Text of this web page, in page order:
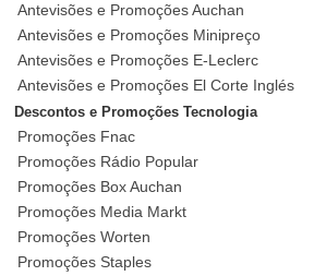
Antevisões e Promoções Auchan
Antevisões e Promoções Minipreço
Antevisões e Promoções E-Leclerc
Antevisões e Promoções El Corte Inglés
Descontos e Promoções Tecnologia
Promoções Fnac
Promoções Rádio Popular
Promoções Box Auchan
Promoções Media Markt
Promoções Worten
Promoções Staples